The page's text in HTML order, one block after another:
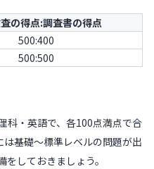
の得点:調査書の得点
500:400
500:500
科・英語で、各100点満点で合
基礎～標準レベルの問題が出
しておきましょう。